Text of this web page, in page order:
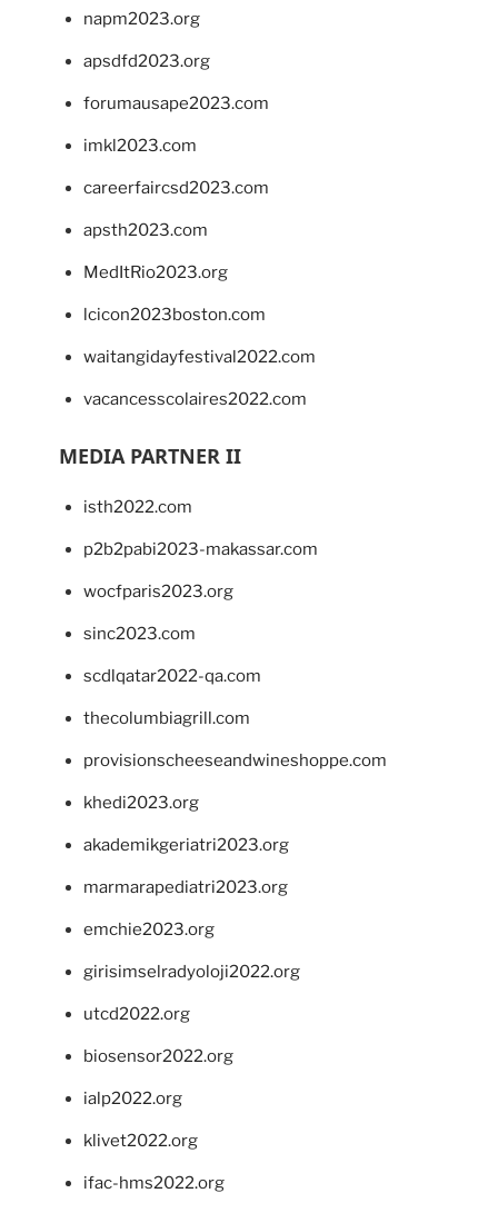
napm2023.org
apsdfd2023.org
forumausape2023.com
imkl2023.com
careerfaircsd2023.com
apsth2023.com
MedItRio2023.org
lcicon2023boston.com
waitangidayfestival2022.com
vacancesscolaires2022.com
MEDIA PARTNER II
isth2022.com
p2b2pabi2023-makassar.com
wocfparis2023.org
sinc2023.com
scdlqatar2022-qa.com
thecolumbiagrill.com
provisionscheeseandwineshoppe.com
khedi2023.org
akademikgeriatri2023.org
marmarapediatri2023.org
emchie2023.org
girisimselradyoloji2022.org
utcd2022.org
biosensor2022.org
ialp2022.org
klivet2022.org
ifac-hms2022.org